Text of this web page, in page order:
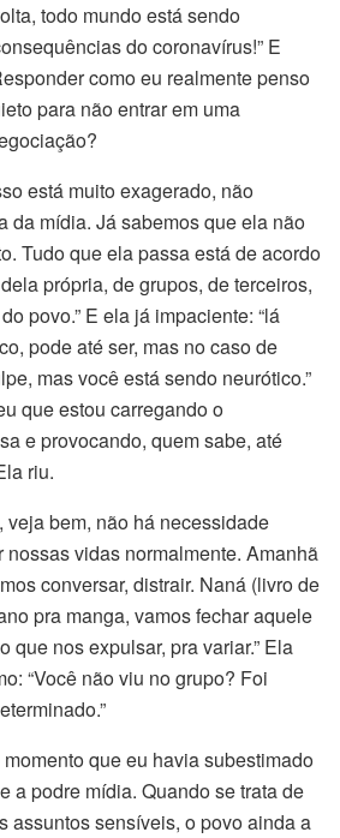
todo mundo está sendo
do coronavírus!” E
como eu realmente penso
para não entrar em uma
está muito exagerado, não
da mídia. Já sabemos que ela não
Tudo que ela passa está de acordo
própria, de grupos, de terceiros,
povo.” E ela já impaciente: “lá
pode até ser, mas no caso de
mas você está sendo neurótico.”
que estou carregando o
e provocando, quem sabe, até
riu.
veja bem, não há necessidade
vidas normalmente. Amanhã
conversar, distrair. Naná (livro de
pra manga, vamos fechar aquele
que nos expulsar, pra variar.” Ela
“Você não viu no grupo? Foi
que eu havia subestimado
a podre mídia. Quando se trata de
assuntos sensíveis, o povo ainda a